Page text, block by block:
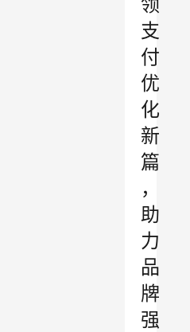
支
付
优
化
新
篇
，
助
力
品
牌
强